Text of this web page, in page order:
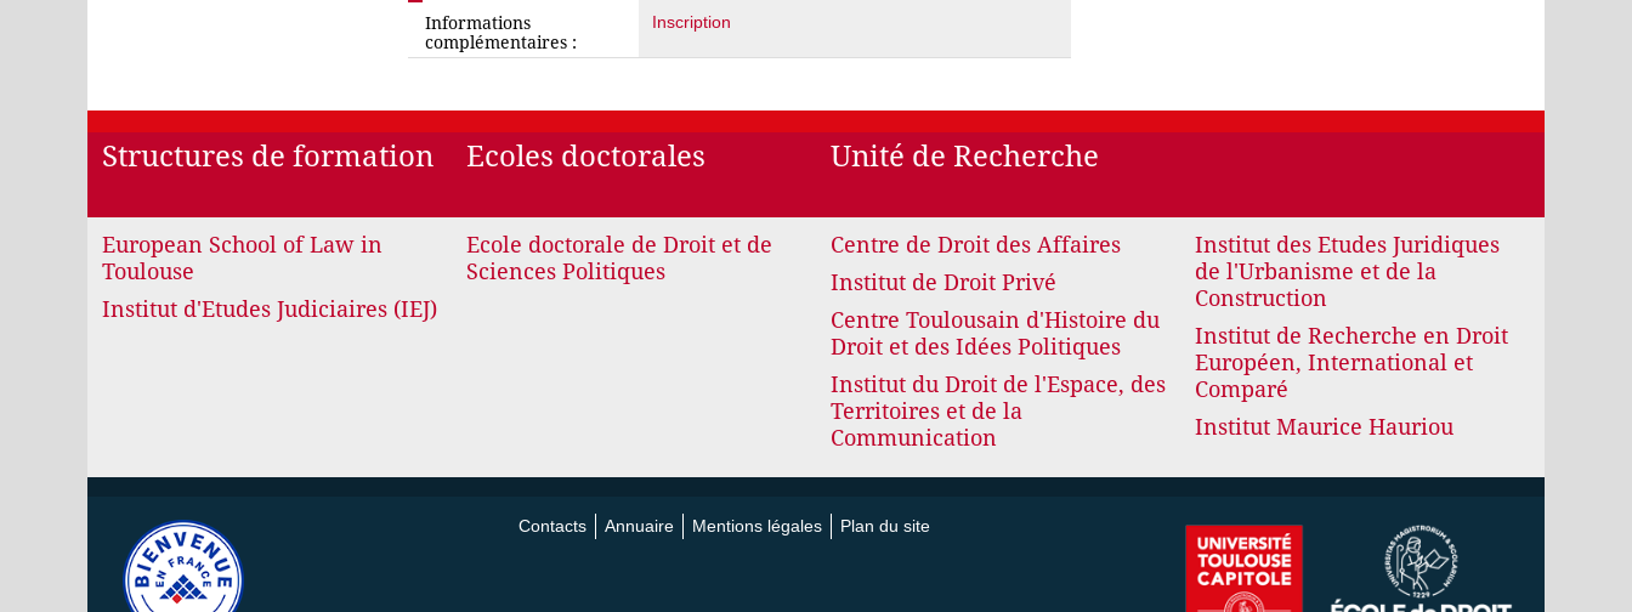
Informations
complémentaires :
Inscription
Structures de formation
European School of Law in
Toulouse
Institut d'Etudes Judiciaires (IEJ)
Ecoles doctorales
Ecole doctorale de Droit et de
Sciences Politiques
Unité de Recherche
Centre de Droit des Affaires
Institut de Droit Privé
Centre Toulousain d'Histoire du
Droit et des Idées Politiques
Institut du Droit de l'Espace, des
Territoires et de la
Communication
Institut des Etudes Juridiques
de l'Urbanisme et de la
Construction
Institut de Recherche en Droit
Européen, International et
Comparé
Institut Maurice Hauriou
Contacts Annuaire Mentions légales Plan du site